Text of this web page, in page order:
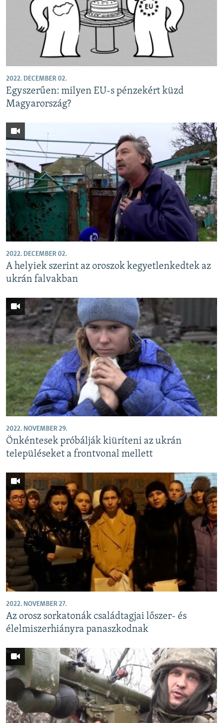
2022. DECEMBER 02.
Egyszerűen: milyen EU-s pénzekért küzd
Magyarország?
2022. DECEMBER 02.
A helyiek szerint az oroszok kegyetlenkedtek az
ukrán falvakban
2022. NOVEMBER 29.
Önkéntesek próbálják kiüríteni az ukrán
településeket a frontvonal mellett
2022. NOVEMBER 27.
Az orosz sorkatonák családtagjai lőszer- és
élelmiszerhiányra panaszkodnak